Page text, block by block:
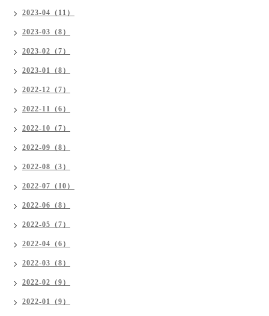
2023-04（11）
2023-03（8）
2023-02（7）
2023-01（8）
2022-12（7）
2022-11（6）
2022-10（7）
2022-09（8）
2022-08（3）
2022-07（10）
2022-06（8）
2022-05（7）
2022-04（6）
2022-03（8）
2022-02（9）
2022-01（9）